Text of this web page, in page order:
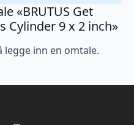
«BRUTUS Get
Cylinder 9 x 2 inch»
legge inn en omtale.